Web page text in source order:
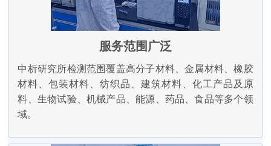
服务范围广泛
中析研究所检测范围覆盖高分子材料、金属材料、橡胶
材料、包装材料、纺织品、建筑材料、化工产品及原
料、生物试验、机械产品、能源、药品、食品等多个领
域。